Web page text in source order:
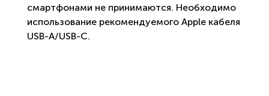
смартфонами не принимаются. Необходимо
использование рекомендуемого Apple кабеля
USB-A/USB-C.